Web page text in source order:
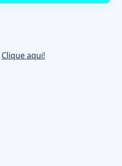
Clique aqui!